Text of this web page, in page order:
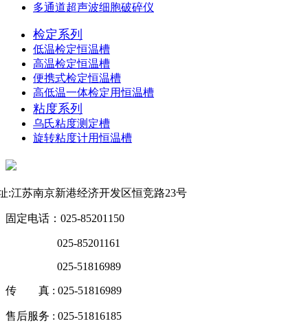
多通道超声波细胞破碎仪
检定系列
低温检定恒温槽
高温检定恒温槽
便携式检定恒温槽
高低温一体检定用恒温槽
粘度系列
乌氏粘度测定槽
旋转粘度计用恒温槽
:江苏南京新港经济开发区恒竞路23号
固定电话：025-85201150
025-85201161
025-51816989
传 真 : 025-51816989
售后服务 : 025-51816185